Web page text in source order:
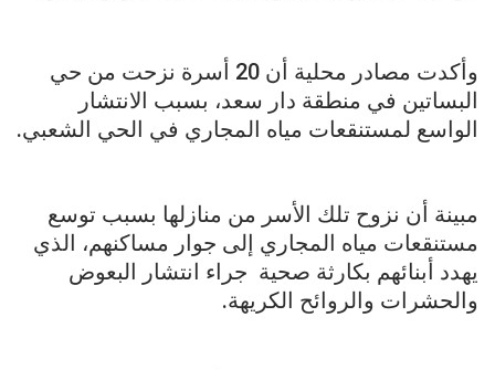
وأكدت مصادر محلية أن 20 أسرة نزحت من حي
البساتين في منطقة دار سعد، بسبب الانتشار
الواسع لمستنقعات مياه المجاري في الحي الشعبي.
مبينة أن نزوح تلك الأسر من منازلها بسبب توسع
مستنقعات مياه المجاري إلى جوار مساكنهم، الذي
يهدد أبنائهم بكارثة صحية جراء انتشار البعوض
والحشرات والروائح الكريهة.